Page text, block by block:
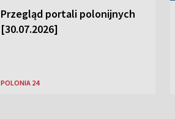
Przegląd portali polonijnych
[30.07.2026]
POLONIA 24